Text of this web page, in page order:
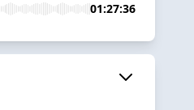
01:27:36